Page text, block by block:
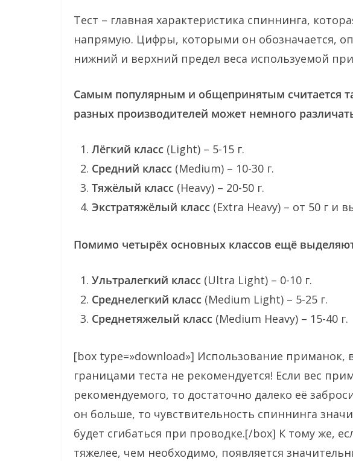
Тест – главная характеристика спиннинга,
напрямую. Цифры, которыми он обозначается,
нижний и верхний предел веса используемой
Самым популярным и общепринятым считается
разных производителей может немного
Лёгкий класс (Light) – 5-15 г.
Средний класс (Medium) – 10-30 г.
Тяжёлый класс (Heavy) – 20-50 г.
Экстратяжёлый класс (Extra Heavy) – от 50 г и
Помимо четырёх основных классов ещё
Ультралегкий класс (Ultra Light) – 0-10 г.
Среднелегкий класс (Medium Light) – 5-25 г.
Среднетяжелый класс (Medium Heavy) – 15-40 г.
[box type=»download»] Использование приманок,
границами теста не рекомендуется! Если вес
рекомендуемого, то достаточно далеко её
он больше, то чувствительность спиннинга
будет сгибаться при проводке.[/box] К тому же,
тяжелее, чем необходимо, появляется